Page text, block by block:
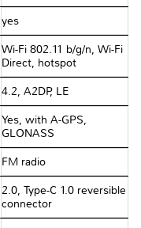
yes
Wi-Fi 802.11 b/g/n, Wi-Fi
Direct, hotspot
4.2, A2DP, LE
Yes, with A-GPS,
GLONASS
FM radio
2.0, Type-C 1.0 reversible
connector